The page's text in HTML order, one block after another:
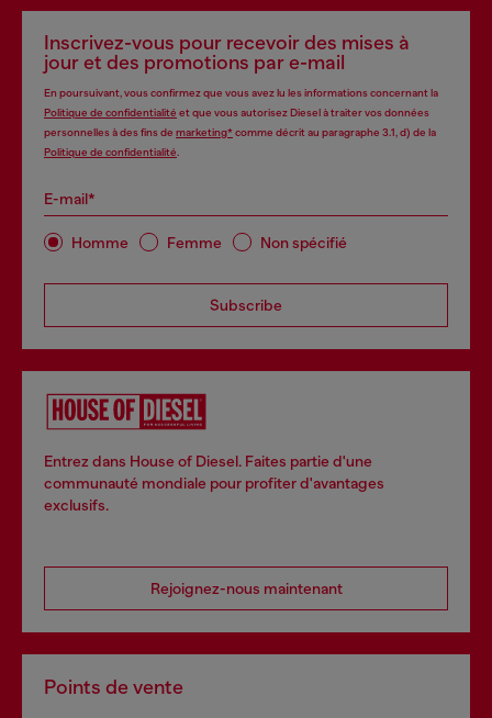
Inscrivez-vous pour recevoir des mises à
jour et des promotions par e-mail
En poursuivant, vous confirmez que vous avez lu les informations concernant la
Politique de confidentialité et que vous autorisez Diesel à traiter vos données
personnelles à des fins de marketing*comme décrit au paragraphe 3.1, d) de la
Politique de confidentialité.
E-mail*
Homme Femme Non spécifié
Subscribe
Entrez dans House of Diesel. Faites partie d'une
communauté mondiale pour profiter d'avantages
exclusifs.
Rejoignez-nous maintenant
Points de vente